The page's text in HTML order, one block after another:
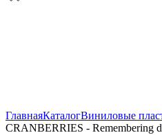
ГлавнаяКаталогВиниловые
CRANBERRIES - Remembering